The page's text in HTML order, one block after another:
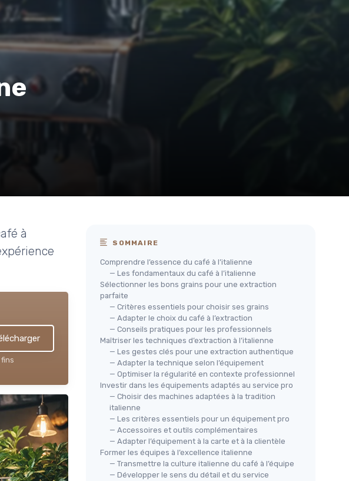
à
SOMMAIRE
Comprendre l’essence du café à l’italienne
— Les fondamentaux du café à l’italienne
Sélectionner les bons grains pour une extraction
parfaite
— Critères essentiels pour choisir ses grains
— Adapter le choix du café à l’extraction
— Conseils pratiques pour les professionnels
Maîtriser les techniques d’extraction à l’italienne
— Les gestes clés pour une extraction authentique
— Adapter la technique selon l’équipement
— Optimiser la régularité en contexte professionnel
Investir dans les équipements adaptés au service pro
— Choisir des machines adaptées à la tradition
italienne
— Les critères essentiels pour un équipement pro
— Accessoires et outils complémentaires
— Adapter l’équipement à la carte et à la clientèle
Former les équipes à l’excellence italienne
— Transmettre la culture italienne du café à l’équipe
— Développer le sens du détail et du service